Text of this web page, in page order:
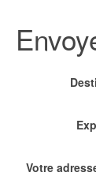
Votre